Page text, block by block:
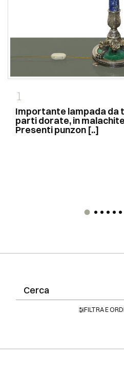
1
Importante lampada da
parti dorate, in
Presenti punzon [..]
FILTRA E